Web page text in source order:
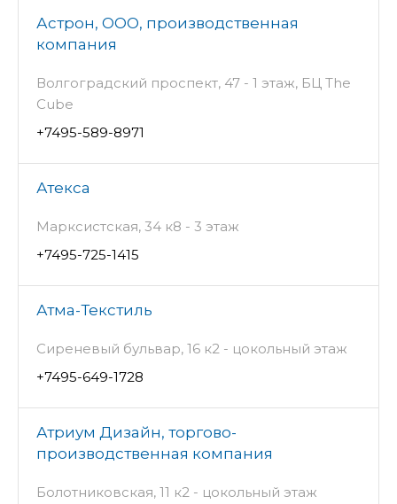
Астрон, ООО, производственная
компания
Волгоградский проспект, 47 - 1 этаж, БЦ The
Cube
+7495-589-8971
Атекса
Марксистская, 34 к8 - 3 этаж
+7495-725-1415
Атма-Текстиль
Сиреневый бульвар, 16 к2 - цокольный этаж
+7495-649-1728
Атриум Дизайн, торгово-
производственная компания
Болотниковская, 11 к2 - цокольный этаж